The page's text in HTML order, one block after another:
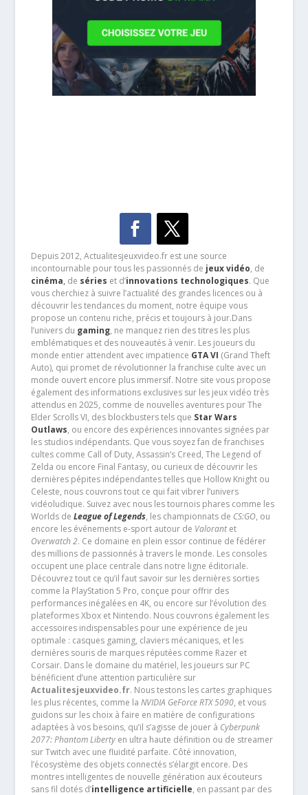
Depuis 2012, Actualitesjeuxvideo.fr est une source
incontournable pour tous les passionnés de jeux vidéo, de
cinéma,de séries et d’innovations technologiques. Que
vous cherchiez à suivre l’actualité des grandes licences ou à
découvrir les tendances du moment, notre équipe vous
propose un contenu riche, précis et toujours à jour.Dans
l’univers du gaming, ne manquez rien des titres les plus
emblématiques et des nouveautés à venir. Les joueurs du
monde entier attendent avec impatience GTA VI (Grand Theft
Auto), qui promet de révolutionner la franchise culte avec un
monde ouvert encore plus immersif. Notre site vous propose
également des informations exclusives sur les jeux vidéo très
attendus en 2025, comme de nouvelles aventures pour The
Elder Scrolls VI, des blockbusters tels que Star Wars
Outlaws, ou encore des expériences innovantes signées par
les studios indépendants. Que vous soyez fan de franchises
cultes comme Call of Duty, Assassin’s Creed, The Legend of
Zelda ou encore Final Fantasy, ou curieux de découvrir les
dernières pépites indépendantes telles que Hollow Knight ou
Celeste, nous couvrons tout ce qui fait vibrer l’univers
vidéoludique. Suivez avec nous les tournois phares comme les
Worlds de League of Legends, les championnats de CS:GO, ou
encore les événements e-sport autour de Valorantet
Overwatch 2. Ce domaine en plein essor continue de fédérer
des millions de passionnés à travers le monde. Les consoles
occupent une place centrale dans notre ligne éditoriale.
Découvrez tout ce qu’il faut savoir sur les dernières sorties
comme la PlayStation 5 Pro, conçue pour offrir des
performances inégalées en 4K, ou encore sur l’évolution des
plateformes Xbox et Nintendo. Nous couvrons également les
accessoires indispensables pour une expérience de jeu
optimale : casques gaming, claviers mécaniques, et les
dernières souris de marques réputées comme Razer et
Corsair. Dans le domaine du matériel, les joueurs sur PC
bénéficient d’une attention particulière sur
Actualitesjeuxvideo.fr. Nous testons les cartes graphiques
les plus récentes, comme la NVIDIA GeForce RTX 5090, et vous
guidons sur les choix à faire en matière de configurations
adaptées à vos besoins, qu’il s’agisse de jouer à Cyberpunk
2077: Phantom Libertyen ultra haute définition ou de streamer
sur Twitch avec une fluidité parfaite. Côté innovation,
l’écosystème des objets connectés s’élargit encore. Des
montres intelligentes de nouvelle génération aux écouteurs
sans fil dotés d’intelligence artificielle, en passant par des